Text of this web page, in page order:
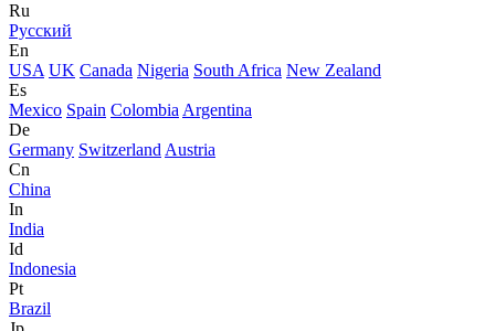
Ru
Русский
En
USA UK Canada Nigeria South Africa New Zealand
Es
Mexico Spain Colombia Argentina
De
Germany Switzerland Austria
Cn
China
In
India
Id
Indonesia
Pt
Brazil